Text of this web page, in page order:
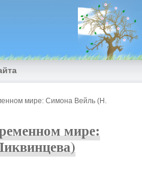
мире: Симона Вейль (Н.
мире: